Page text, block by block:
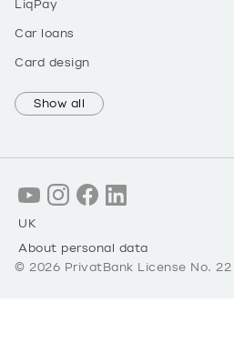
LiqPay
Car loans
Card design
Show all
UK
About personal data
© 2026 PrivatBank License No.